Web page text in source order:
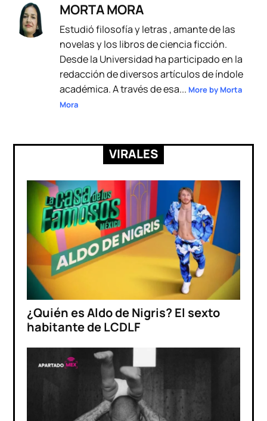
MORTA MORA
Estudió filosofía y letras , amante de las
novelas y los libros de ciencia ficción.
Desde la Universidad ha participado en la
redacción de diversos artículos de índole
académica. A través de esa... More by Morta
Mora
VIRALES
¿Quién es Aldo de Nigris? El sexto
habitante de LCDLF